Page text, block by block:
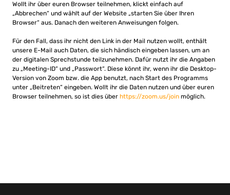
Wollt ihr über euren Browser teilnehmen, klickt einfach auf
„Abbrechen“ und wählt auf der Website „starten Sie über Ihren
Browser“ aus. Danach den weiteren Anweisungen folgen.
Für den Fall, dass ihr nicht den Link in der Mail nutzen wollt, enthält
unsere E-Mail auch Daten, die sich händisch eingeben lassen, um an
der digitalen Sprechstunde teilzunehmen. Dafür nutzt ihr die Angaben
zu „Meeting-ID“ und „Passwort“. Diese könnt ihr, wenn ihr die Desktop-
Version von Zoom bzw. die App benutzt, nach Start des Programms
unter „Beitreten“ eingeben. Wollt ihr die Daten nutzen und über euren
Browser teilnehmen, so ist dies über https://zoom.us/join möglich.